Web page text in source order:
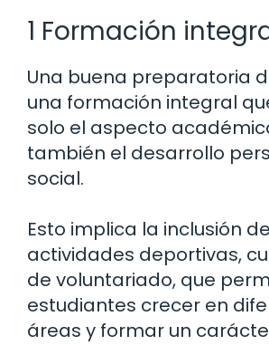
1 Formación
Una buena preparatoria
una formación integral
solo el aspecto
también el desarrollo
social.
Esto implica la inclusión de
actividades deportivas,
de voluntariado, que
estudiantes crecer en
áreas y formar un